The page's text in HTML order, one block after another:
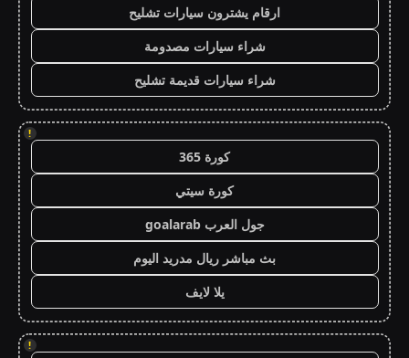
ارقام يشترون سيارات تشليح
شراء سيارات مصدومة
شراء سيارات قديمة تشليح
!
كورة 365
كورة سيتي
جول العرب goalarab
بث مباشر ريال مدريد اليوم
يلا لايف
!